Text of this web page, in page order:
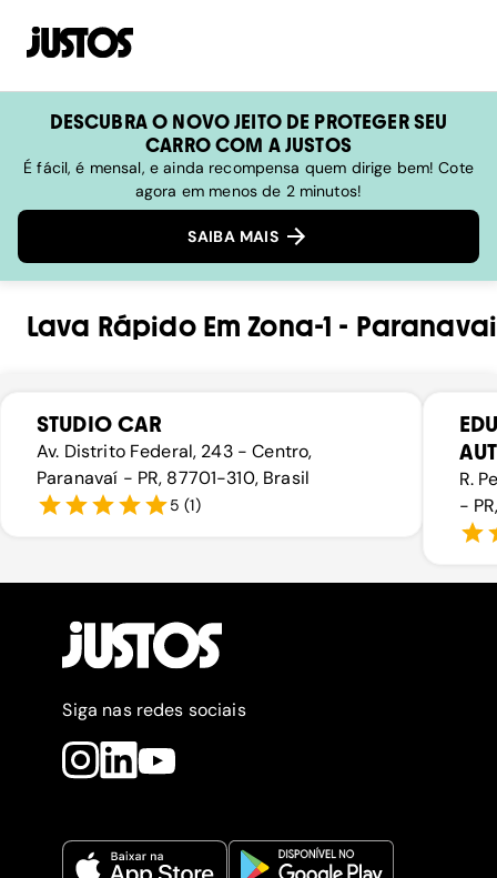
DESCUBRA O NOVO JEITO DE PROTEGER SEU
CARRO COM A JUSTOS
É fácil, é mensal, e ainda recompensa quem dirige bem! Cote
agora em menos de 2 minutos!
SAIBA MAIS
Lava RápidoEmZona-1 - Paranavai
STUDIO CAR
Av. Distrito Federal, 243 - Centro,
Paranavaí - PR, 87701-310, Brasil
5 (1)
R.
-
Siga nas redes sociais